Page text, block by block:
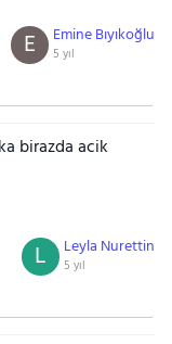
Emine Bıyıkoğlu
5 yıl
E
birazda acik
Leyla Nurettin
5 yıl
L